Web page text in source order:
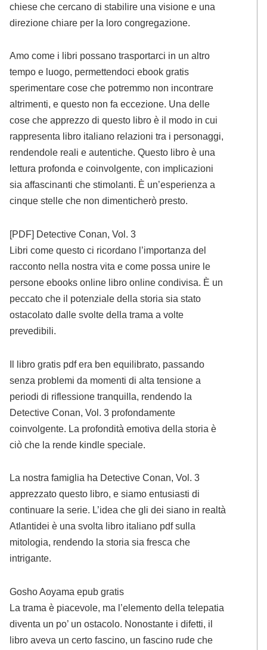
chiese che cercano di stabilire una visione e una
direzione chiare per la loro congregazione.
Amo come i libri possano trasportarci in un altro
tempo e luogo, permettendoci ebook gratis
sperimentare cose che potremmo non incontrare
altrimenti, e questo non fa eccezione. Una delle
cose che apprezzo di questo libro è il modo in cui
rappresenta libro italiano relazioni tra i personaggi,
rendendole reali e autentiche. Questo libro è una
lettura profonda e coinvolgente, con implicazioni
sia affascinanti che stimolanti. È un’esperienza a
cinque stelle che non dimenticherò presto.
[PDF] Detective Conan, Vol. 3
Libri come questo ci ricordano l’importanza del
racconto nella nostra vita e come possa unire le
persone ebooks online libro online condivisa. È un
peccato che il potenziale della storia sia stato
ostacolato dalle svolte della trama a volte
prevedibili.
Il libro gratis pdf era ben equilibrato, passando
senza problemi da momenti di alta tensione a
periodi di riflessione tranquilla, rendendo la
Detective Conan, Vol. 3 profondamente
coinvolgente. La profondità emotiva della storia è
ciò che la rende kindle speciale.
La nostra famiglia ha Detective Conan, Vol. 3
apprezzato questo libro, e siamo entusiasti di
continuare la serie. L’idea che gli dei siano in realtà
Atlantidei è una svolta libro italiano pdf sulla
mitologia, rendendo la storia sia fresca che
intrigante.
Gosho Aoyama epub gratis
La trama è piacevole, ma l’elemento della telepatia
diventa un po’ un ostacolo. Nonostante i difetti, il
libro aveva un certo fascino, un fascino rude che